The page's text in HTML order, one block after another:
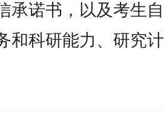
承诺书，以及考生自
和科研能力、研究计